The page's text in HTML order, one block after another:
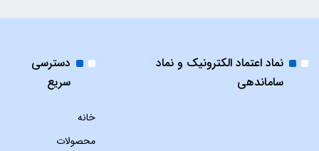
نماد اعتماد الکترونیک و نماد
ساماندهی
دسترسی
سریع
خانه
محصولات